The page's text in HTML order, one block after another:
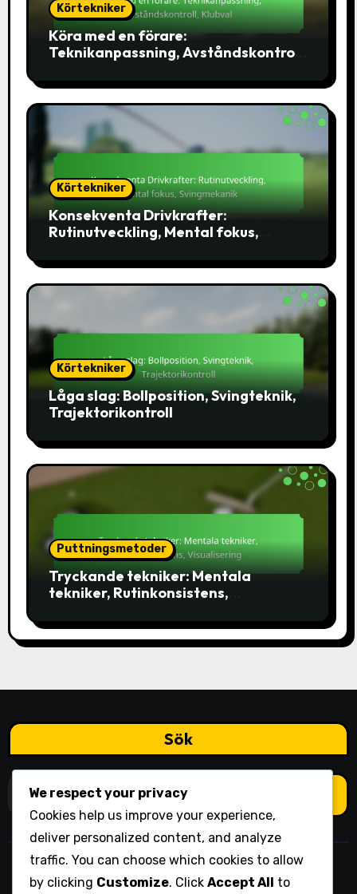
Körtekniker
Köra med en förare:
Teknikanpassning, Avståndskontroll,
Körtekniker
Konsekventa Drivkrafter:
Rutinutveckling, Mental fokus,
Körtekniker
Låga slag: Bollposition, Svingteknik,
Trajektorikontroll
Puttningsmetoder
Tryckande tekniker: Mentala
tekniker, Rutinkonsistens,
Sök
ohlininstitutet.org
We respect your privacy
Cookies help us improve your experience,
deliver personalized content, and analyze
traffic. You can choose which cookies to allow
by clicking Customize. Click Accept All to